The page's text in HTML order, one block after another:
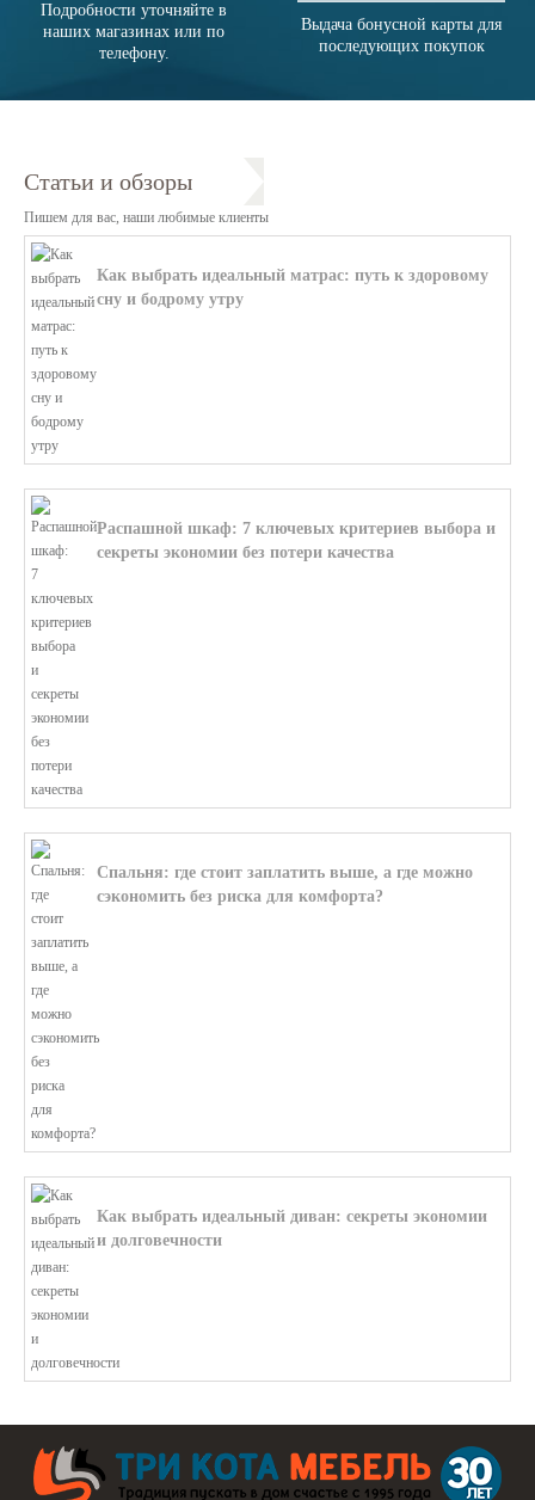
Подробности уточняйте в
наших магазинах или по
телефону.
Выдача бонусной карты для
последующих покупок
Статьи и обзоры
Пишем для вас, наши любимые клиенты
Как выбрать идеальный матрас: путь к здоровому
сну и бодрому утру
Распашной шкаф: 7 ключевых критериев выбора и
секреты экономии без потери качества
Спальня: где стоит заплатить выше, а где можно
сэкономить без риска для комфорта?
Как выбрать идеальный диван: секреты экономии
и долговечности